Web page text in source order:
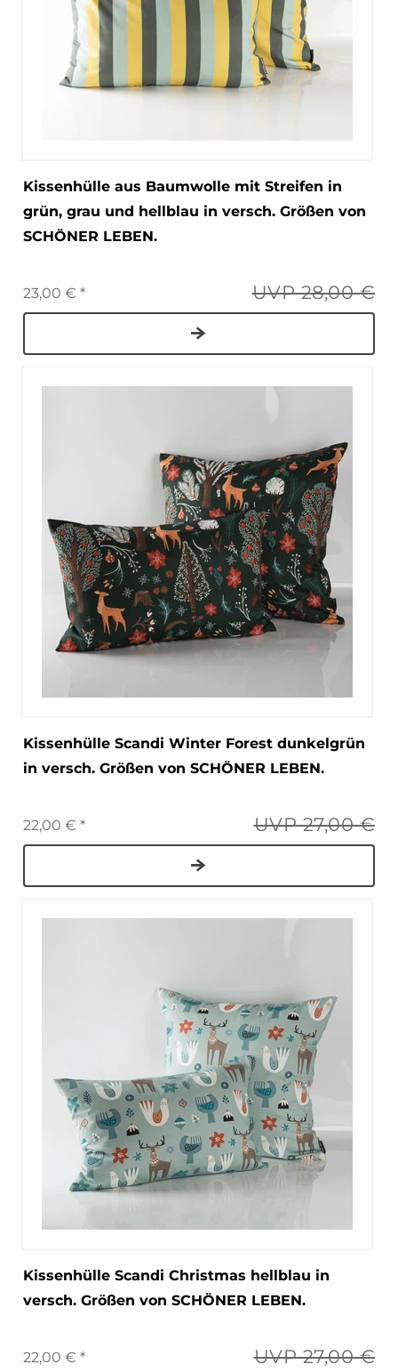
Kissenhülle aus Baumwolle mit Streifen in
grün, grau und hellblau in versch. Größen von
SCHÖNER LEBEN.
UVP 28,00 €
23,00 € *
Kissenhülle Scandi Winter Forest dunkelgrün
in versch. Größen von SCHÖNER LEBEN.
UVP 27,00 €
22,00 € *
Kissenhülle Scandi Christmas hellblau in
versch. Größen von SCHÖNER LEBEN.
UVP 27,00 €
22,00 € *